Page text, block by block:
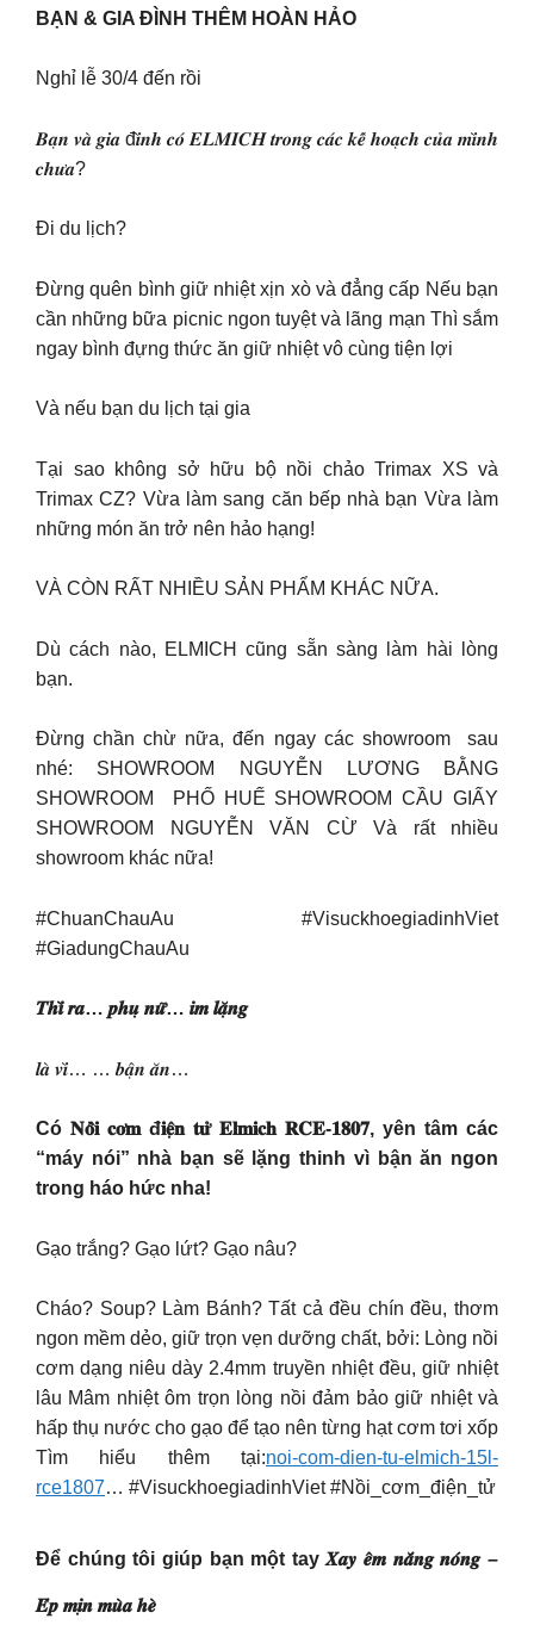
BẠN & GIA ĐÌNH THÊM HOÀN HẢO
Nghỉ lễ 30/4 đến rồi
𝑩𝒂̣𝒏 𝒗𝒂̀ 𝒈𝒊𝒂 đ𝒊̀𝒏𝒉 𝒄𝒐́ 𝑬𝑳𝑴𝑰𝑪𝑯 𝒕𝒓𝒐𝒏𝒈 𝒄𝒂́𝒄 𝒌𝒆̂́ 𝒉𝒐𝒂̣𝒄𝒉 𝒄𝒖̉𝒂 𝒎𝒊̀𝒏𝒉
𝒄𝒉𝒖̛𝒂?
Đi du lịch?
Đừng quên bình giữ nhiệt xịn xò và đẳng cấp Nếu bạn
cần những bữa picnic ngon tuyệt và lãng mạn Thì sắm
ngay bình đựng thức ăn giữ nhiệt vô cùng tiện lợi
Và nếu bạn du lịch tại gia
Tại sao không sở hữu bộ nồi chảo Trimax XS và
Trimax CZ? Vừa làm sang căn bếp nhà bạn Vừa làm
những món ăn trở nên hảo hạng!
VÀ CÒN RẤT NHIỀU SẢN PHẨM KHÁC NỮA.
Dù cách nào, ELMICH cũng sẵn sàng làm hài lòng
bạn.
Đừng chần chừ nữa, đến ngay các showroom sau
nhé: SHOWROOM NGUYỄN LƯƠNG BẰNG
SHOWROOM PHỐ HUẾ SHOWROOM CẦU GIẤY
SHOWROOM NGUYỄN VĂN CỪ Và rất nhiều
showroom khác nữa!
#ChuanChauAu #VisuckhoegiadinhViet
#GiadungChauAu
𝑻𝒉𝒊̀ 𝒓𝒂… 𝒑𝒉𝒖̣ 𝒏𝒖̛̃… 𝒊𝒎 𝒍𝒂̣̆𝒏𝒈
𝒍𝒂̀ 𝒗𝒊̀… … 𝒃𝒂̣̂𝒏 𝒂̆𝒏…
Có 𝐍𝐨̂̀𝐢 𝐜𝐨̛𝐦 đ𝐢𝐞̣̂𝐧 𝐭𝐮̛̉ 𝐄𝐥𝐦𝐢𝐜𝐡 𝐑𝐂𝐄-𝟏𝟖𝟎𝟕, yên tâm các
“máy nói” nhà bạn sẽ lặng thinh vì bận ăn ngon
trong háo hức nha!
Gạo trắng? Gạo lứt? Gạo nâu?
Cháo? Soup? Làm Bánh? Tất cả đều chín đều, thơm
ngon mềm dẻo, giữ trọn vẹn dưỡng chất, bởi: Lòng nồi
cơm dạng niêu dày 2.4mm truyền nhiệt đều, giữ nhiệt
lâu Mâm nhiệt ôm trọn lòng nồi đảm bảo giữ nhiệt và
hấp thụ nước cho gạo để tạo nên từng hạt cơm tơi xốp
Tìm hiểu thêm tại:noi-com-dien-tu-elmich-15l-
rce1807… #VisuckhoegiadinhViet #Nồi_cơm_điện_tử
Để chúng tôi giúp bạn một tay 𝑿𝒂𝒚 𝒆̂𝒎 𝒏𝒂̆́𝒏𝒈 𝒏𝒐́𝒏𝒈 –
𝑬́𝒑 𝒎𝒊̣𝒏 𝒎𝒖̀𝒂 𝒉𝒆̀